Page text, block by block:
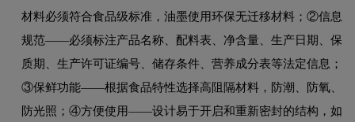
材料必须符合食品级标准，油墨使用环保无迁移材料；②信息
规范——必须标注产品名称、配料表、净含量、生产日期、保
质期、生产许可证编号、储存条件、营养成分表等法定信息；
③保鲜功能——根据食品特性选择高阻隔材料，防潮、防氧、
防光照；④方便使用——设计易于开启和重新密封的结构，如